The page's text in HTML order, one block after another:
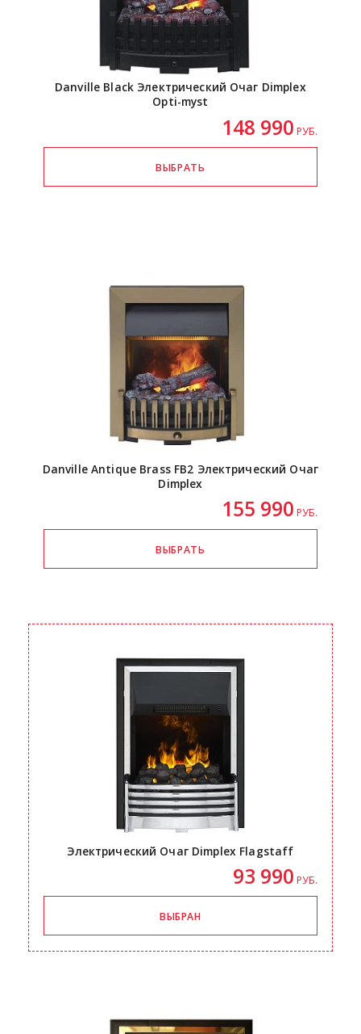
Danville Black Электрический Очаг Dimplex
Opti-myst
148 990 РУБ.
Danville Antique Brass FB2 Электрический Очаг
Dimplex
155 990 РУБ.
Электрический Очаг Dimplex Flagstaff
93 990 РУБ.